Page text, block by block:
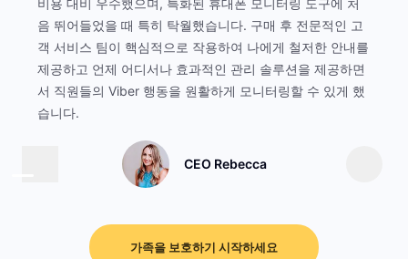
비용 대비 우수했으며, 특화된 휴대폰 모니터링 도구에 처
음 뛰어들었을 때 특히 탁월했습니다. 구매 후 전문적인 고
객 서비스 팀이 핵심적으로 작용하여 나에게 철저한 안내를
제공하고 언제 어디서나 효과적인 관리 솔루션을 제공하면
서 직원들의 Viber 행동을 원활하게 모니터링할 수 있게 했
습니다.
CEO Rebecca
가족을 보호하기 시작하세요